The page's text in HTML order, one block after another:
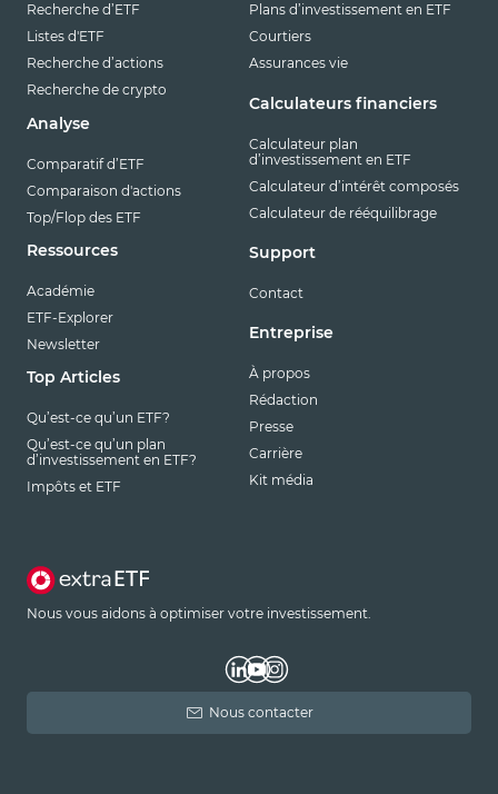
Recherche d’ETF
Listes d'ETF
Recherche d’actions
Recherche de crypto
Analyse
Comparatif d’ETF
Comparaison d'actions
Top/Flop des ETF
Ressources
Académie
ETF-Explorer
Newsletter
Top Articles
Qu’est-ce qu’un ETF?
Qu’est-ce qu’un plan
d’investissement en ETF?
Impôts et ETF
Plans d’investissement en ETF
Courtiers
Assurances vie
Calculateurs financiers
Calculateur plan
d’investissement en ETF
Calculateur d’intérêt composés
Calculateur de rééquilibrage
Support
Contact
Entreprise
À propos
Rédaction
Presse
Carrière
Kit média
Nous vous aidons à optimiser votre investissement.
Nous contacter